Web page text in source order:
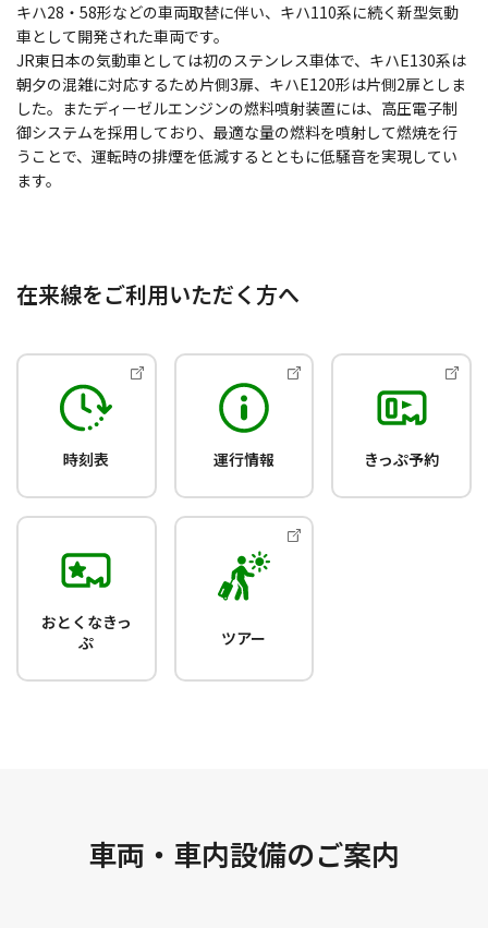
キハ28・58形などの車両取替に伴い、キハ110系に続く新型気動
車として開発された車両です。
JR東日本の気動車としては初のステンレス車体で、キハE130系は
朝夕の混雑に対応するため片側3扉、キハE120形は片側2扉としま
した。またディーゼルエンジンの燃料噴射装置には、高圧電子制
御システムを採用しており、最適な量の燃料を噴射して燃焼を行
うことで、運転時の排煙を低減するとともに低騒音を実現してい
ます。
在来線をご利用いただく方へ
時刻表 運行情報 きっぷ予約
おとくなきっ
ぷ
ツアー
車両・車内設備のご案内